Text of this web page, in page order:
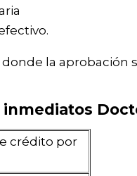
la aprobación
crédito por